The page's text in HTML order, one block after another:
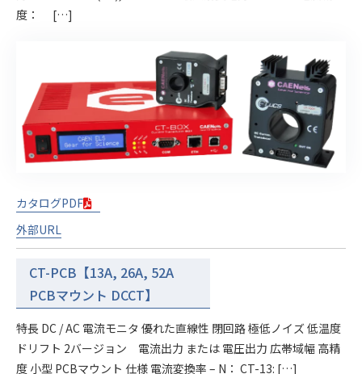
度： […]
カタログPDF
外部URL
CT-PCB【13A, 26A, 52A
PCBマウント DCCT】
特長 DC / AC 電流モニタ 優れた直線性 閉回路 極低ノイズ 低温度
ドリフト 2バージョン 電流出力 または 電圧出力 広帯域幅 高精
度 小型 PCBマウント 仕様 電流変換率 – N： CT-13: […]